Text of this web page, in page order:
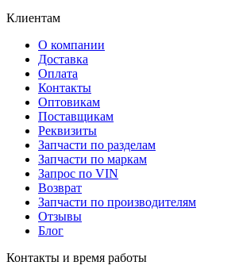
Клиентам
О компании
Доставка
Оплата
Контакты
Оптовикам
Поставщикам
Реквизиты
Запчасти по разделам
Запчасти по маркам
Запрос по VIN
Возврат
Запчасти по производителям
Отзывы
Блог
Контакты и время работы